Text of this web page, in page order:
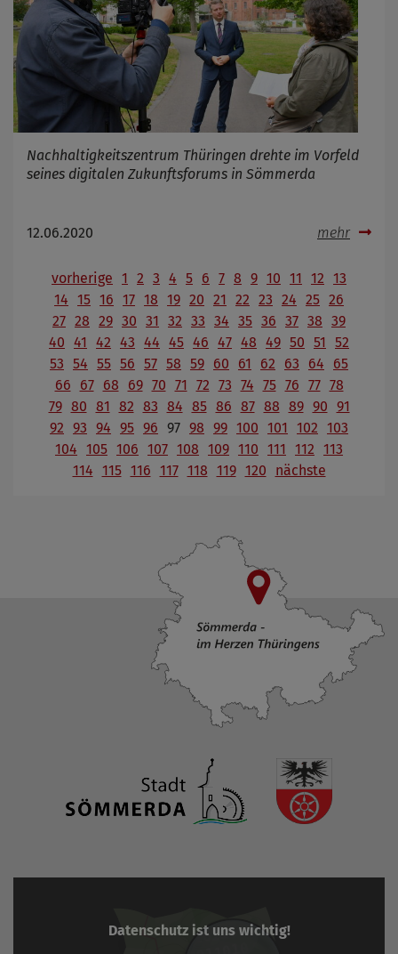
Nachhaltigkeitszentrum Thüringen drehte im Vorfeld
seines digitalen Zukunftsforums in Sömmerda
12.06.2020 mehr
vorherige 1 2 3 4 5 6 7 8 9 10 11 12 13
14 15 16 17 18 19 20 21 22 23 24 25 26
27 28 29 30 31 32 33 34 35 36 37 38 39
40 41 42 43 44 45 46 47 48 49 50 51
52
53 54 55 56 57 58 59 60 61 62 63 64
65
66
67 68 69 70 71 72 73 74 75 76 77 78
79 80 81 82 83 84 85 86 87 88 89 90 91
92 93 94 95 96 97 98 99 100 101 102 103
104 105 106 107 108 109 110 111 112 113
114 115 116 117 118 119 120 nächste
Datenschutz ist uns wichtig!